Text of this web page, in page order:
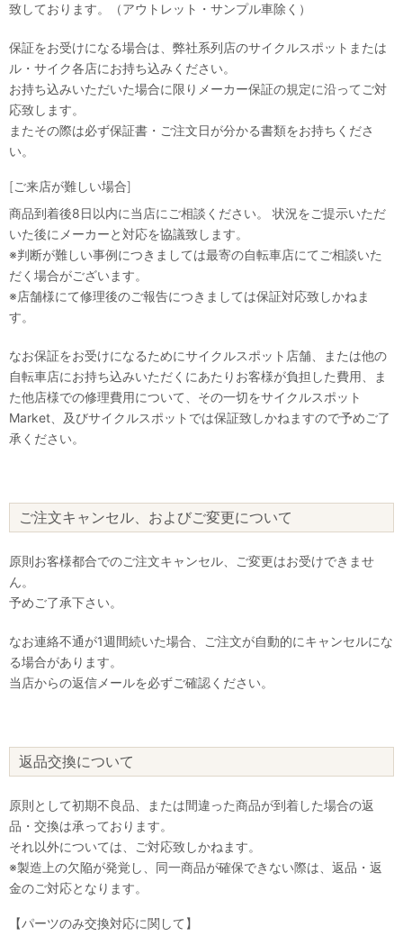
致しております。（アウトレット・サンプル車除く）
保証をお受けになる場合は、弊社系列店のサイクルスポットまたは
ル・サイク各店にお持ち込みください。
お持ち込みいただいた場合に限りメーカー保証の規定に沿ってご対
応致します。
またその際は必ず保証書・ご注文日が分かる書類をお持ちくださ
い。
[ご来店が難しい場合]
商品到着後8日以内に当店にご相談ください。 状況をご提示いただ
いた後にメーカーと対応を協議致します。
※判断が難しい事例につきましては最寄の自転車店にてご相談いた
だく場合がございます。
※店舗様にて修理後のご報告につきましては保証対応致しかねま
す。
なお保証をお受けになるためにサイクルスポット店舗、または他の
自転車店にお持ち込みいただくにあたりお客様が負担した費用、ま
た他店様での修理費用について、その一切をサイクルスポット
Market、及びサイクルスポットでは保証致しかねますので予めご了
承ください。
ご注文キャンセル、およびご変更について
原則お客様都合でのご注文キャンセル、ご変更はお受けできませ
ん。
予めご了承下さい。
なお連絡不通が1週間続いた場合、ご注文が自動的にキャンセルにな
る場合があります。
当店からの返信メールを必ずご確認ください。
返品交換について
原則として初期不良品、または間違った商品が到着した場合の返
品・交換は承っております。
それ以外については、ご対応致しかねます。
※製造上の欠陥が発覚し、同一商品が確保できない際は、返品・返
金のご対応となります。
【パーツのみ交換対応に関して】